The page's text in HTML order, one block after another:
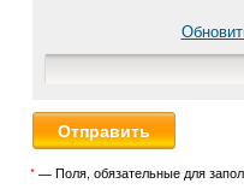
* — Поля, обязательные для